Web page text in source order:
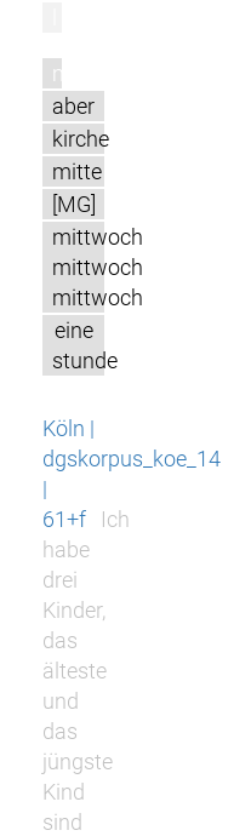
m
aber
kirche
mitte
[MG]
mittwoch
mittwoch
mittwoch
eine
stunde
Köln |
dgskorpus_koe_14
|
61+f
Ich
habe
drei
Kinder,
das
älteste
und
das
jüngste
Kind
sind